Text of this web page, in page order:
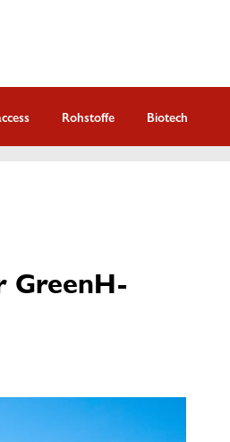
Rohstoffe Biotech
GreenH-